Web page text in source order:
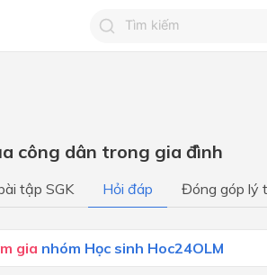
Học kì I
Học kì I
công dân trong gia đình
tập SGK Hỏi đáp Đóng góp lý
gia nhóm Học sinh Hoc24OLM